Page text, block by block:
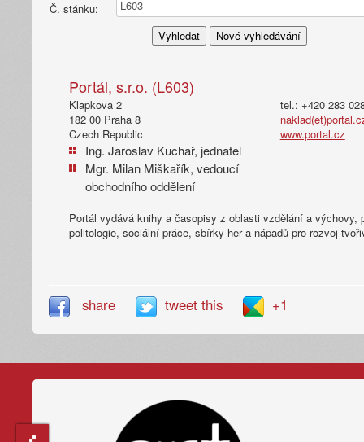
Č. stánku:
Portál, s.r.o. (L603)
Klapkova 2
182 00 Praha 8
Czech Republic
Ing. Jaroslav Kuchař, jednatel
Mgr. Milan Miškařík, vedoucí
obchodního oddělení
tel.: +420 283
www.portal.cz
Portál vydává knihy a časopisy z oblasti vzdělání a výchovy,
politologie, sociální práce, sbírky her a nápadů pro rozvoj
share tweet this +1